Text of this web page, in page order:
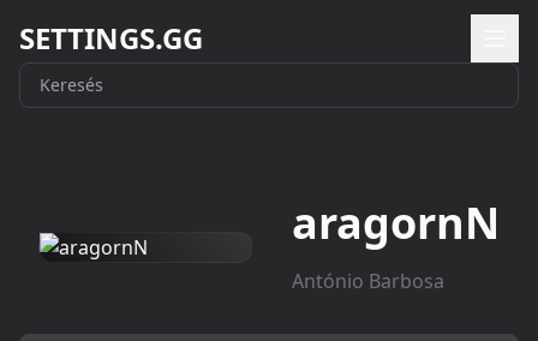
SETTINGS.GG
aragornN
António Barbosa